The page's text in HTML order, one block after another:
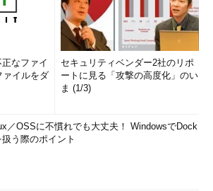
なファイ
ァイルをダ
セキュリティベンダー2社のリポ
ートに見る「攻撃の高度化」のい
ま (1/3)
／OSSに不慣れでも大丈夫！ WindowsでDock
扱う際のポイント